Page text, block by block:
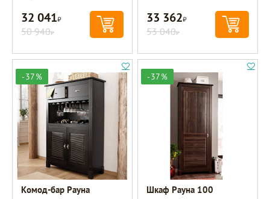
32 041Р
50 940Р
33 362Р
53 040Р
-37%
Комод-бар Рауна
-37%
Шкаф Рауна 100